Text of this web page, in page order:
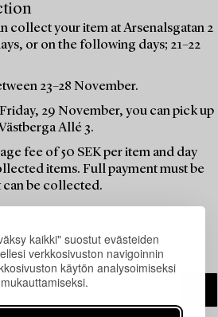
kaikki" suostut evästeiden
verkkosivuston navigoinnin
käytön analysoimiseksi
collect your item at Arsenalsgatan 2
or on the following days; 21–22
23–28 November.
29 November, you can pick up
Allé 3.
fee of 50 SEK per item and day
items. Full payment must be
be collected.